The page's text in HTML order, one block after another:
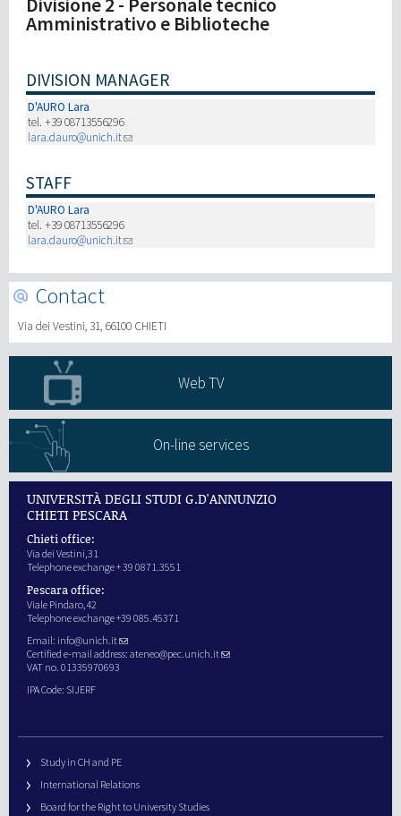
Didáctica
III Misión
Amministrativo e Biblioteche
DIVISION MANAGER
D'AURO Lara
tel. +39 08713556296
lara.dauro@unich.it
STAFF
D'AURO Lara
tel. +39 08713556296
lara.dauro@unich.it
Contact
Via dei Vestini, 31, 66100 CHIETI
Web TV
On-line services
UNIVERSITÀ DEGLI STUDI G.D'ANNUNZIO
CHIETI PESCARA
Chieti office:
Via dei Vestini,31
Telephone exchange + 39 0871.3551
Pescara office:
Viale Pindaro,42
Telephone exchange +39 085.45371
Email: info@unich.it
Certified e-mail address: ateneo@pec.unich.it
VAT no. 01335970693
IPA Code: SIJERF
Study in CH and PE
International Relations
Board for the Right to University Studies